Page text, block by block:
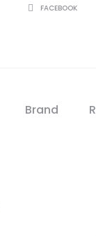
SHAREFACEBOOK
Brand